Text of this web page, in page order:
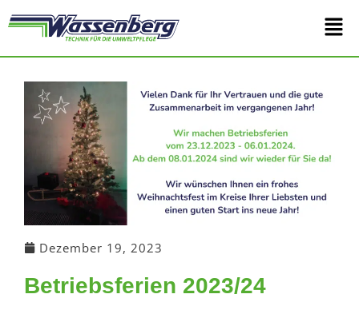
Inhalt
springen
Main
Dezember 19, 2023
Betriebsferien 2023/24